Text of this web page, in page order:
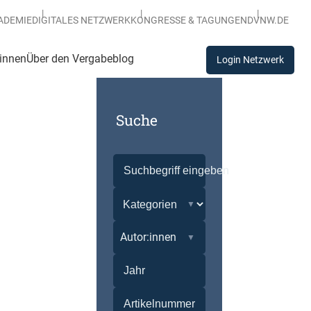
DIGITALES NETZWERKKONGRESSE & TAGUNGENDVNW.DE
Über den Vergabeblog Login Netzwerk
Suche
Autor:innen